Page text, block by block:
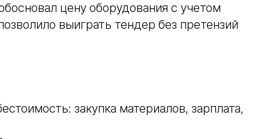
цену оборудования с учетом
выиграть тендер без претензий
закупка материалов, зарплата,